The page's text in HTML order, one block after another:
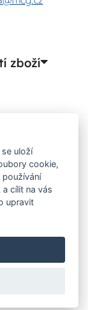
zboží
uloží
cookie,
cílit na vás
upravit